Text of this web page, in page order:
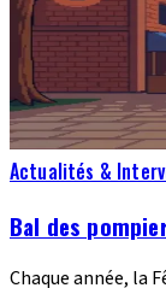
Actualités &
Bal des
Chaque année, la